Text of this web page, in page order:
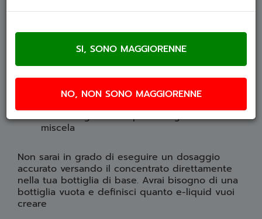
PREPARARE LA MISCELA
Per un dosaggio preciso, avrai bisogno di 3
elementi
Il tuo concentrato di Heisenberg
Il dispositivo di base / LV con o senza
Una bottiglia vuota per accogliere la tua
miscela
Non sarai in grado di eseguire un dosaggio
accurato versando il concentrato direttamente
nella tua bottiglia di base. Avrai bisogno di una
bottiglia vuota e definisci quanto e-liquid vuoi
creare
NO, NON SONO MAGGIORENNE